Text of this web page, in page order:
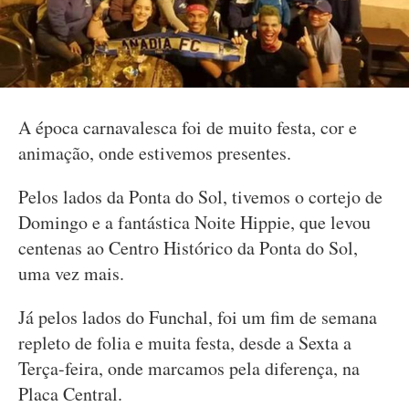
A época carnavalesca foi de muito festa, cor e
animação, onde estivemos presentes.
Pelos lados da Ponta do Sol, tivemos o cortejo de
Domingo e a fantástica Noite Hippie, que levou
centenas ao Centro Histórico da Ponta do Sol,
uma vez mais.
Já pelos lados do Funchal, foi um fim de semana
repleto de folia e muita festa, desde a Sexta a
Terça-feira, onde marcamos pela diferença, na
Placa Central.